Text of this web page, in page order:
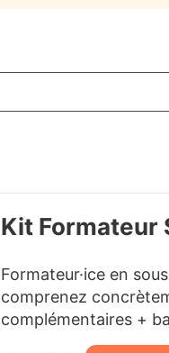
Kit Formateur
Formateur·ice en
comprenez
complémentaires +